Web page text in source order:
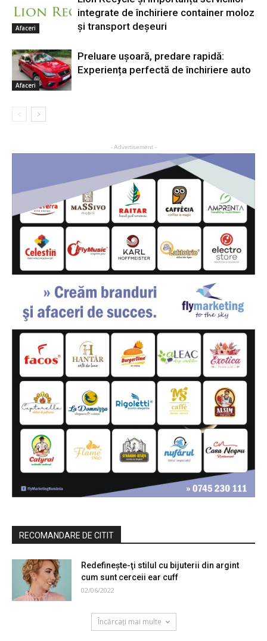
Afaceri
integrate de închiriere container moloz
și transport deșeuri
Afaceri
Preluare ușoară, predare rapidă:
Experiența perfectă de închiriere auto
- Advertisement -
RECOMANDARE DE CITIT
Redefinește-ţi stilul cu bijuterii din argint
cum sunt cerceii ear cuff
02/06/2022
Încărcați mai multe